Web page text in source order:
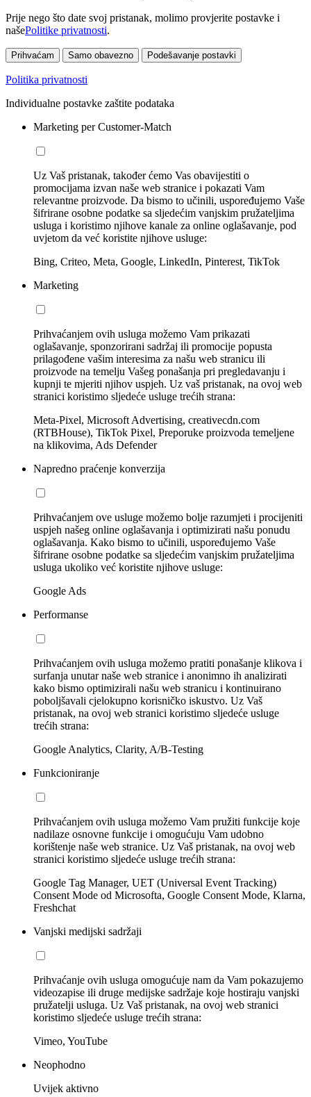
Prije nego što date svoj pristanak, molimo provjerite postavke i
našePolitike privatnosti.
Prihvaćam Samo obavezno Podešavanje postavki
Politika privatnosti
Individualne postavke zaštite podataka
Marketing per Customer-Match
Uz Vaš pristanak, također ćemo Vas obavijestiti o
promocijama izvan naše web stranice i pokazati Vam
relevantne proizvode. Da bismo to učinili, uspoređujemo Vaše
šifrirane osobne podatke sa sljedećim vanjskim pružateljima
usluga i koristimo njihove kanale za online oglašavanje, pod
uvjetom da već koristite njihove usluge:
Bing, Criteo, Meta, Google, LinkedIn, Pinterest, TikTok
Marketing
Prihvaćanjem ovih usluga možemo Vam prikazati
oglašavanje, sponzorirani sadržaj ili promocije popusta
prilagođene vašim interesima za našu web stranicu ili
proizvode na temelju Vašeg ponašanja pri pregledavanju i
kupnji te mjeriti njihov uspjeh. Uz vaš pristanak, na ovoj web
stranici koristimo sljedeće usluge trećih strana:
Meta-Pixel, Microsoft Advertising, creativecdn.com
(RTBHouse), TikTok Pixel, Preporuke proizvoda temeljene
na klikovima, Ads Defender
Napredno praćenje konverzija
Prihvaćanjem ove usluge možemo bolje razumjeti i procijeniti
uspjeh našeg online oglašavanja i optimizirati našu ponudu
oglašavanja. Kako bismo to učinili, uspoređujemo Vaše
šifrirane osobne podatke sa sljedećim vanjskim pružateljima
usluga ukoliko već koristite njihove usluge:
Google Ads
Performanse
Prihvaćanjem ovih usluga možemo pratiti ponašanje klikova i
surfanja unutar naše web stranice i anonimno ih analizirati
kako bismo optimizirali našu web stranicu i kontinuirano
poboljšavali cjelokupno korisničko iskustvo. Uz Vaš
pristanak, na ovoj web stranici koristimo sljedeće usluge
trećih strana:
Google Analytics, Clarity, A/B-Testing
Funkcioniranje
Prihvaćanjem ovih usluga možemo Vam pružiti funkcije koje
nadilaze osnovne funkcije i omogućuju Vam udobno
korištenje naše web stranice. Uz Vaš pristanak, na ovoj web
stranici koristimo sljedeće usluge trećih strana:
Google Tag Manager, UET (Universal Event Tracking)
Consent Mode od Microsofta, Google Consent Mode, Klarna,
Freshchat
Vanjski medijski sadržaji
Prihvaćanje ovih usluga omogućuje nam da Vam pokazujemo
videozapise ili druge medijske sadržaje koje hostiraju vanjski
pružatelji usluga. Uz Vaš pristanak, na ovoj web stranici
koristimo sljedeće usluge trećih strana:
Vimeo, YouTube
Neophodno
Uvijek aktivno